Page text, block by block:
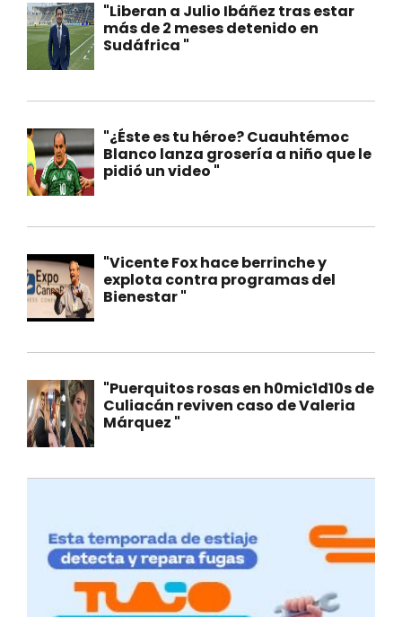
"Liberan a Julio Ibáñez tras estar
más de 2 meses detenido en
Sudáfrica "
"¿Éste es tu héroe? Cuauhtémoc
Blanco lanza grosería a niño que le
pidió un video "
"Vicente Fox hace berrinche y
explota contra programas del
Bienestar "
"Puerquitos rosas en h0mic1d10s de
Culiacán reviven caso de Valeria
Márquez "